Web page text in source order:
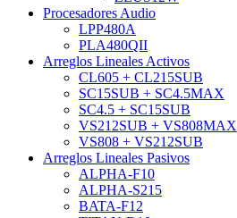
Procesadores Audio
LPP480A
PLA480QII
Arreglos Lineales Activos
CL605 + CL215SUB
SC15SUB + SC4.5MAX
SC4.5 + SC15SUB
VS212SUB + VS808MAX
VS808 + VS212SUB
Arreglos Lineales Pasivos
ALPHA-F10
ALPHA-S215
BATA-F12